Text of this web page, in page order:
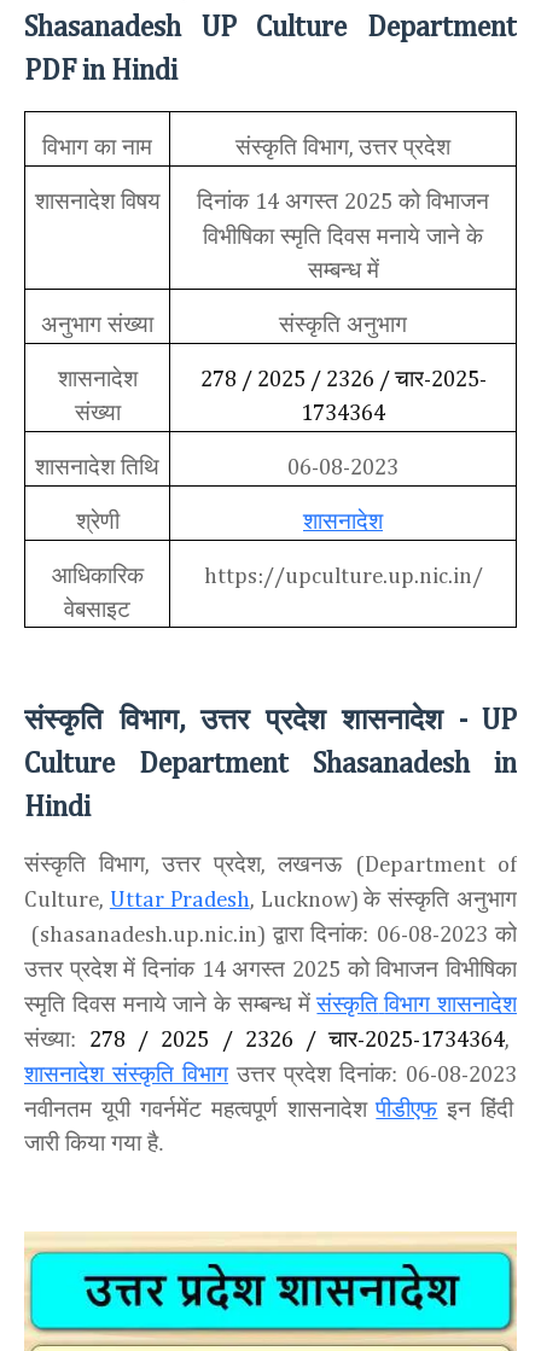
Shasanadesh UP Culture Department
PDF in Hindi
विभाग का नाम संस्कृति विभाग, उत्तर प्रदेश
शासनादेश विषय दिनांक 14 अगस्त 2025 को विभाजन
विभीषिका स्मृति दिवस मनाये जाने के
सम्बन्ध में
अनुभाग संख्या संस्कृति अनुभाग
शासनादेश
संख्या
278 / 2025 / 2326 /चार-2025-
1734364
शासनादेश तिथि 06-08-2023
श्रेणी शासनादेश
आधिकारिक
वेबसाइट
https://upculture.up.nic.in/
संस्कृति विभाग,उत्तर प्रदेश शासनादेश- UP
Culture Department Shasanadesh in
Hindi
संस्कृति विभाग, उत्तर प्रदेश, लखनऊ
(Department of
Culture, Uttar Pradesh, Lucknow)के संस्कृति अनुभाग
(shasanadesh.up.nic.in) द्वारा दिनांक: 06-08-2023 को
उत्तर प्रदेश में दिनांक 14अगस्त 2025 को विभाजन विभीषिका
स्मृति दिवस मनाये जाने के सम्बन्ध मेंसंस्कृति विभाग शासनादेश
संख्या: 278 / 2025 / 2326 /चार-2025-1734364,
शासनादेश संस्कृति विभाग उत्तर प्रदेश दिनांक: 06-08-2023
नवीनतम यूपी गवर्नमेंट महत्वपूर्ण शासनादेशपीडीएफ इन हिंदी
जारी किया गया है.